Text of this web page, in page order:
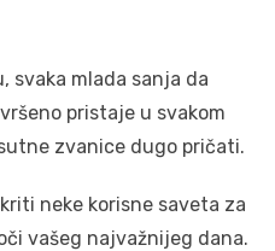
svaka mlada sanja da
pristaje u svakom
zvanice dugo pričati.
neke korisne saveta za
vašeg najvažnijeg dana.